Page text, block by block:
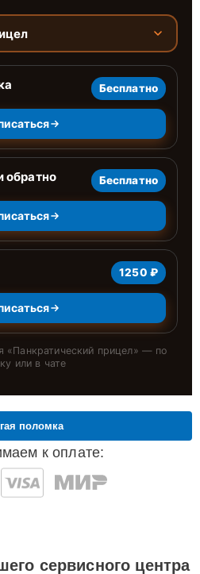
Бесплатно
обратно Бесплатно
1250 ₽
«Панкратический прицел» — по
или в чате
к оплате:
поломка
сервисного центра